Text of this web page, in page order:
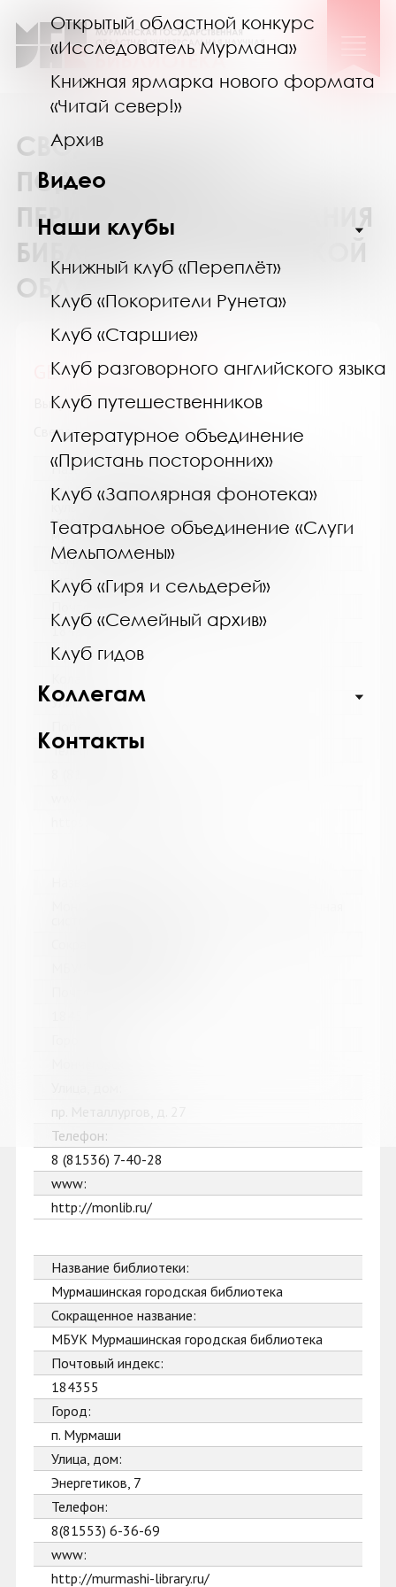
Открытый областной конкурс
«Исследователь Мурмана»
Книжная ярмарка нового формата
«Читай север!»
Архив
Видео
Наши клубы
Книжный клуб «Переплёт»
Клуб «Покорители Рунета»
Клуб «Старшие»
Клуб разговорного английского языка
Клуб путешественников
Литературное объединение
«Пристань посторонних»
Клуб «Заполярная фонотека»
Театральное объединение «Слуги
Мельпомены»
Клуб «Гиря и сельдерей»
Клуб «Семейный архив»
Клуб гидов
Коллегам
Контакты
СВОДНЫЙ КАТАЛОГ
ПОДПИСКИ НА
ПЕРИОДИЧЕСКИЕ ИЗДАНИЯ
БИБЛИОТЕК МУРМАНСКОЙ
ОБЛАСТИ
GEOленок / ГЕОленок
Выпуск №11 от 2013 года
Сведения о держателях
Название библиотеки:
Муниципальное бюджетное учреждение
культуры "Кольская детская библиотека"
муниципального образования Кольский
муниципальный округ Мурманской области
Сокращенное название:
МБУК "Кольская детская библиотека"
184381
Город:
Улица, дом:
Телефон:
пр. Металлургов, д. 27
Телефон:
8 (81536) 7-40-28
www:
http://monlib.ru/
Название библиотеки:
Мурмашинская городская библиотека
Сокращенное название:
МБУК Мурмашинская городская библиотека
Почтовый индекс:
184355
Город:
п. Мурмаши
Улица, дом:
Энергетиков, 7
Телефон:
8(81553) 6-36-69
www:
http://murmashi-library.ru/